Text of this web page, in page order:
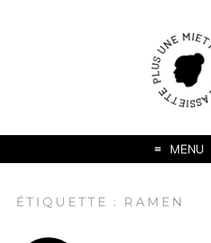
MENU
ÉTIQUETTE : RAMEN